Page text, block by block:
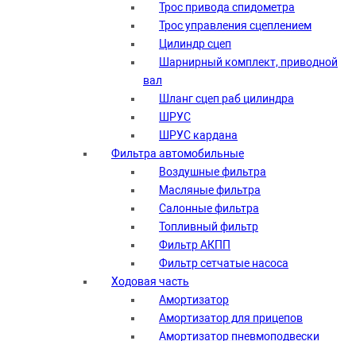
Трос привода спидометра
Трос управления сцеплением
Цилиндр сцеп
Шарнирный комплект, приводной
вал
Шланг сцеп раб цилиндра
ШРУС
ШРУС кардана
Фильтра автомобильные
Воздушные фильтра
Масляные фильтра
Салонные фильтра
Топливный фильтр
Фильтр АКПП
Фильтр сетчатые насоса
Ходовая часть
Амортизатор
Амортизатор для прицепов
Амортизатор пневмоподвески